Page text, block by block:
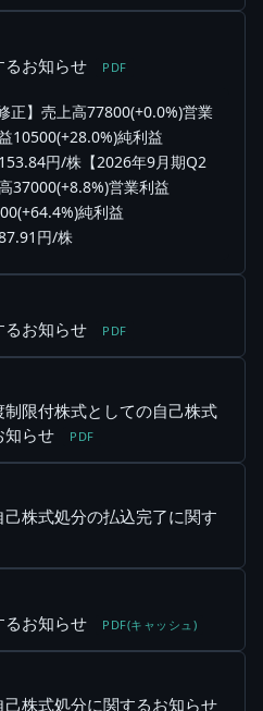
るお知らせ PDF
正】売上高77800(+0.0%)営業
10500(+28.0%)純利益
円/株【2026年9月期Q2
37000(+8.8%)営業利益
純利益
円/株
るお知らせ PDF
限付株式としての自己株式
知らせ
PDF
株式処分の払込完了に関す
るお知らせ PDF(キャッシュ)
株式処分に関するお知らせ